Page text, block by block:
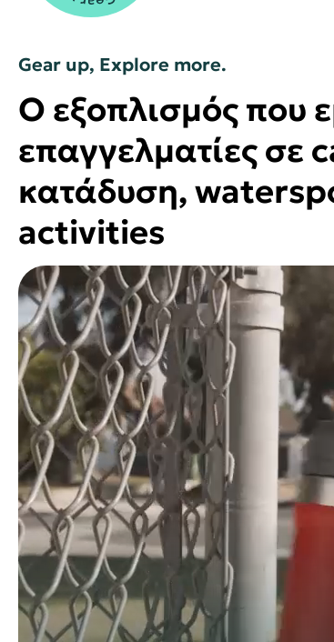
Gear up, Explore more.
Ο εξοπλισμός που
επαγγελματίες σε
κατάδυση,
activities